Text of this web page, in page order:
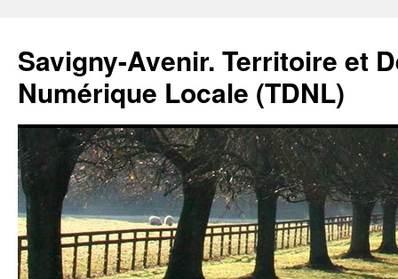
Savigny-Avenir. Territoire et
Numérique Locale (TDNL)